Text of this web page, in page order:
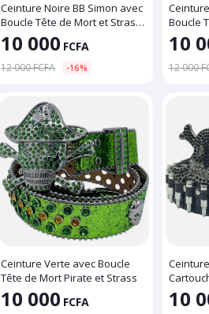
Ceinture Noire BB Simon avec
Boucle Tête de Mort et Strass
Rouges
10 000 FCFA
12 000 FCFA -16%
Boucle
10
12 000
Ceinture Verte avec Boucle
Tête de Mort Pirate et Strass
10 000 FCFA
Tête de
10